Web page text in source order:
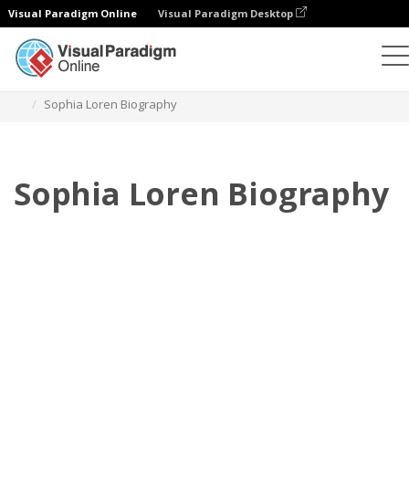
Visual Paradigm Online Visual Paradigm Desktop
Sophia Loren Biography
Sophia Loren Biography